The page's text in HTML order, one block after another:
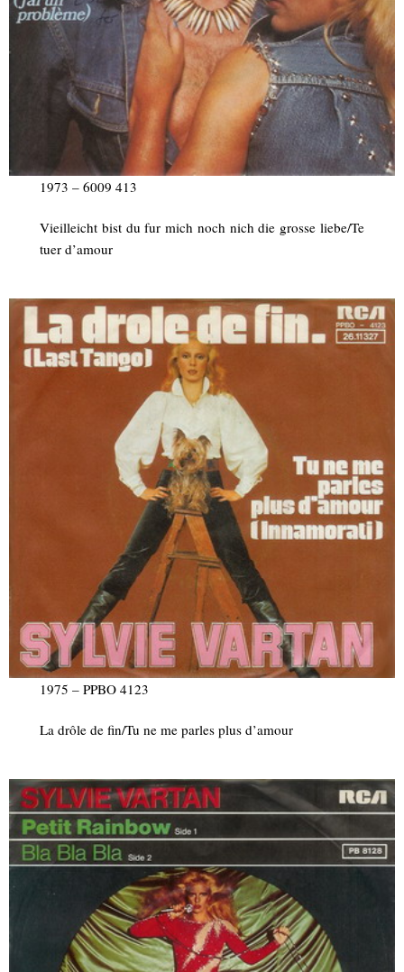
1973 – 6009 413
Vieilleicht bist du fur mich noch nich die grosse liebe/Te
tuer d’amour
1975 – PPBO 4123
La drôle de fin/Tu ne me parles plus d’amour